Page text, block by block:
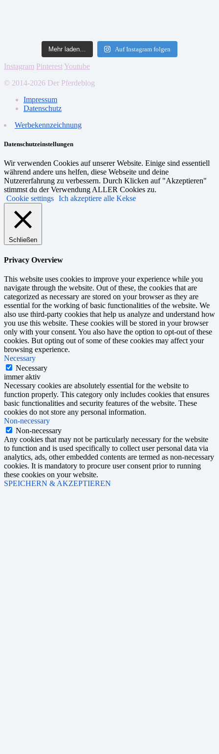
Mehr laden… Auf Instagram folgen
Instagram PinterestYoutube
© 2014-2026 Der Pferdeblog
Impressum
Datenschutz
Werbekennzeichnung
Datenschutzeinstellungen
Wir verwenden Cookies auf unserer Website. Einige sind essentiell
während andere uns helfen, diese Webseite und deine
Nutzererfahrung zu verbessern. Durch Klicken auf "Akzeptieren"
stimmst du der Verwendung ALLER Cookies zu.
Cookie settings Ich akzeptiere alle Kekse
Schließen
Privacy Overview
This website uses cookies to improve your experience while you
navigate through the website. Out of these, the cookies that are
categorized as necessary are stored on your browser as they are
essential for the working of basic functionalities of the website. We
also use third-party cookies that help us analyze and understand how
you use this website. These cookies will be stored in your browser
only with your consent. You also have the option to opt-out of these
cookies. But opting out of some of these cookies may affect your
browsing experience.
Necessary
Necessary
immer aktiv
Necessary cookies are absolutely essential for the website to
function properly. This category only includes cookies that ensures
basic functionalities and security features of the website. These
cookies do not store any personal information.
Non-necessary
Non-necessary
Any cookies that may not be particularly necessary for the website
to function and is used specifically to collect user personal data via
analytics, ads, other embedded contents are termed as non-necessary
cookies. It is mandatory to procure user consent prior to running
these cookies on your website.
SPEICHERN & AKZEPTIEREN